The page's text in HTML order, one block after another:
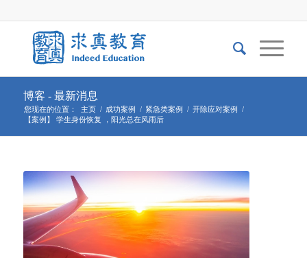
博客 - 最新消息
您现在的位置： 主页 / 成功案例 / 紧急类案例 / 开除应对案例 /
【案例】 学生身份恢复 ，阳光总在风雨后